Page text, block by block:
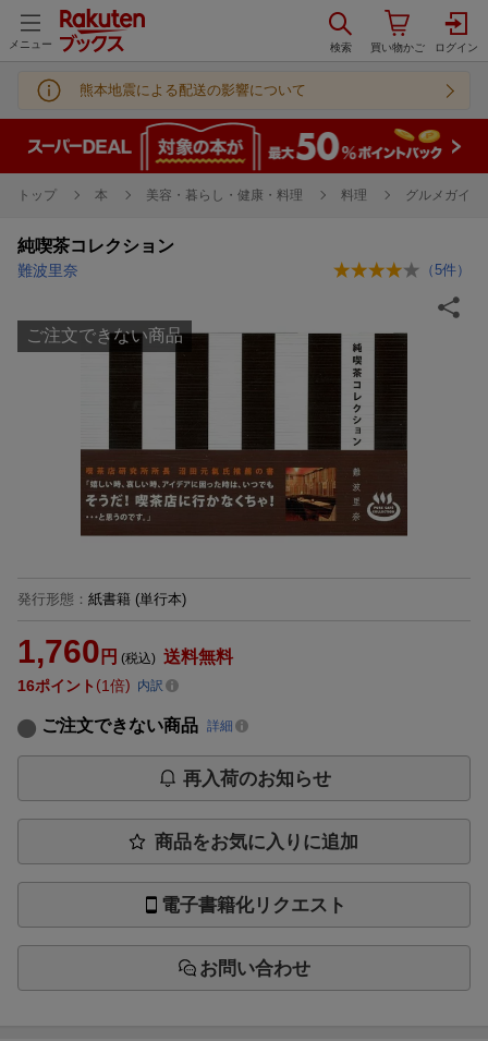
メニュー
熊本地震による配送の影響について
トップ 本 美容・暮らし・健康・料理 料理 グルメガイド
純喫茶コレクション
難波里奈 （5件）
ご注文できない商品
発行形態 ： 紙書籍 (単行本)
1,760 円 (税込) 送料無料
16ポイント 1倍 内訳
ご注文できない商品 詳細
再入荷のお知らせ
商品をお気に入りに追加
電子書籍化リクエスト
お問い合わせ